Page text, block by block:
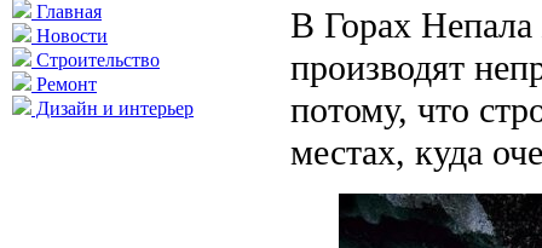
Главная
Новости
Строительство
Ремонт
Дизайн и интерьер
В Горах
производят
потому, что
местах, куда